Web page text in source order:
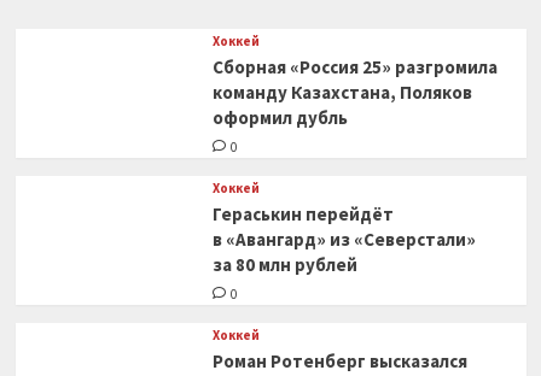
Хоккей
Сборная «Россия 25» разгромила
команду Казахстана, Поляков
оформил дубль
0
Хоккей
Гераськин перейдёт
в «Авангард» из «Северстали»
за 80 млн рублей
0
Хоккей
Роман Ротенберг высказался